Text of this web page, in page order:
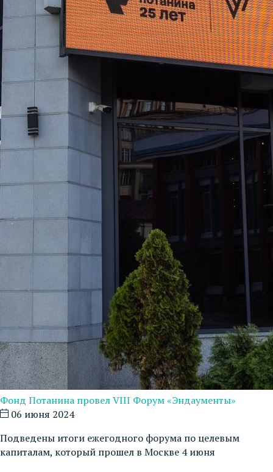
Фонд Потанина провел VIII Форум «Эндаументы»
06 июня 2024
Подведены итоги ежегодного форума по целевым
капиталам, который прошел в Москве 4 июня